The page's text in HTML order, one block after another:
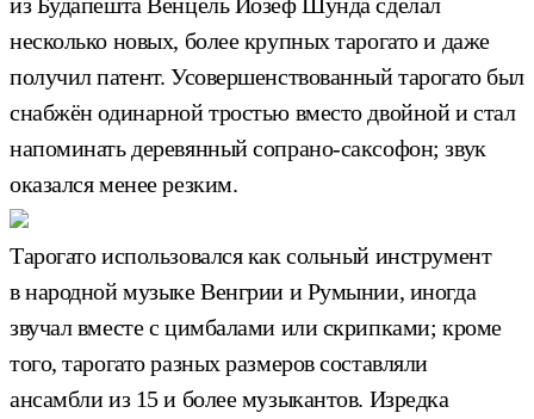
несколько новых, более крупных тарогато и даже
получил патент. Усовершенствованный тарогато был
снабжён одинарной тростью вместо двойной и стал
напоминать деревянный сопрано-саксофон; звук
оказался менее резким.
Тарогато использовался как сольный инструмент
в народной музыке Венгрии и Румынии, иногда
звучал вместе с цимбалами или скрипками; кроме
того, тарогато разных размеров составляли
ансамбли из 15 и более музыкантов. Изредка